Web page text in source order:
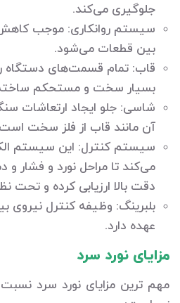
جلوگیری می‌کند.
سیستم روانکاری: موجب
بین قطعات می‌شود.
قاب: تمام قسمت‌های دستگاه را
بسیار سخت و مستحکم
شاسی: جلو ایجاد ارتعاشات
آن مانند قاب از فلز سخت
سیستم کنترل: این سیستم
می‌کند تا مراحل نورد و فشار و
دقت بالا ارزیابی کرده و تحت
بلبرینگ: وظیفه کنترل نیروی
عهده دارد.
مزایای نورد سرد
مهم ترین مزایای نورد سرد